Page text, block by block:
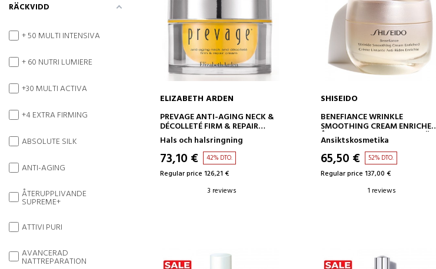
ADD TO CART
ELIZABETH ARDEN
PREVAGE ANTI-AGING NECK &
DÉCOLLETÉ FIRM & REPAIR
CREAM
ANTI-AGING KRÄM -
UPPSTRAMANDE -
REPARERANDE
Hals och halsringning
73,10 € 42% DTO.
Regular price 126,21 €
3 reviews
ADD TO CART
SHISEIDO
BENEFIANCE WRINKLE
SMOOTHING CREAM ENRICHED
ÅTERFUKTANDE ANSIKTSKRÄM
- ANTI-RYNKOR
Ansiktskosmetika
65,50 € 52% DTO.
Regular price 137,00 €
1 reviews
RÄCKVIDD
+ 50 MULTI INTENSIVA
+ 60 NUTRI LUMIERE
+30 MULTI ACTIVA
+4 EXTRA FIRMING
ABSOLUTE SILK
ANTI-AGING
ÅTERUPPLIVANDE
SUPREME+
ATTIVI PURI
AVANCERAD
NATTREPARATION